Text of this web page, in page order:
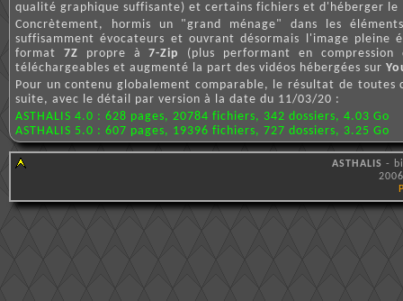
qualité graphique suffisante) et certains fichiers et d'héberger le
Concrètement, hormis un "grand ménage" dans les
suffisamment évocateurs et ouvrant désormais l'image
format 7Z propre à7-Zip
(plus performant en
téléchargeables et augmenté la part des vidéos hébergées sur
Pour un contenu globalement comparable, le résultat de toutes
suite, avec le détail par version à la date du 11/03/20 :
ASTHALIS 4.0 : 628 pages, 20784 fichiers, 342 dossiers, 4.03 Go
ASTHALIS 5.0 : 607 pages, 19396 fichiers, 727 dossiers, 3.25 Go
ASTHALIS -